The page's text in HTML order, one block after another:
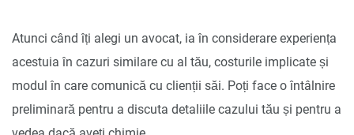
Atunci când îți alegi un avocat, ia în considerare experiența
acestuia în cazuri similare cu al tău, costurile implicate și
modul în care comunică cu clienții săi. Poți face o întâlnire
preliminară pentru a discuta detaliile cazului tău și pentru a